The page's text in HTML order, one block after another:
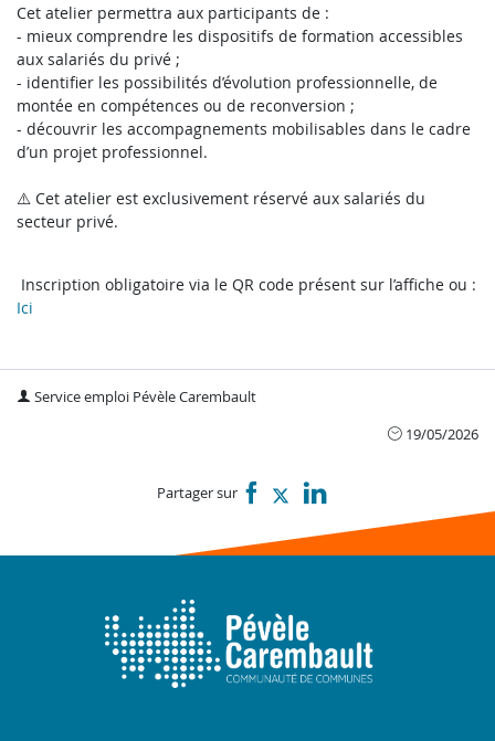
Cet atelier permettra aux participants de :
- mieux comprendre les dispositifs de formation accessibles
aux salariés du privé ;
- identifier les possibilités d’évolution professionnelle, de
montée en compétences ou de reconversion ;
- découvrir les accompagnements mobilisables dans le cadre
d’un projet professionnel.
⚠️ Cet atelier est exclusivement réservé aux salariés du
secteur privé.
Inscription obligatoire via le QR code présent sur l’affiche ou :
Ici
Service emploi Pévèle Carembault
19/05/2026
Partager sur